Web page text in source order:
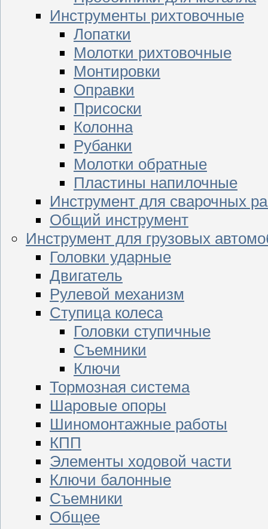
Инструменты рихтовочные
Лопатки
Молотки рихтовочные
Монтировки
Оправки
Присоски
Колонна
Рубанки
Молотки обратные
Пластины напилочные
Инструмент для сварочных
Общий инструмент
Инструмент для грузовых
Головки ударные
Двигатель
Рулевой механизм
Ступица колеса
Головки ступичные
Съемники
Ключи
Тормозная система
Шаровые опоры
Шиномонтажные работы
КПП
Элементы ходовой части
Ключи балонные
Съемники
Общее